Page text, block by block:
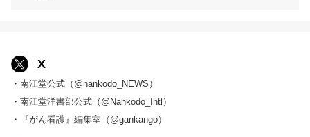
X
・南江堂公式（@nankodo_NEWS）
・南江堂洋書部公式（@Nankodo_Intl）
・『がん看護』編集室（@gankango）